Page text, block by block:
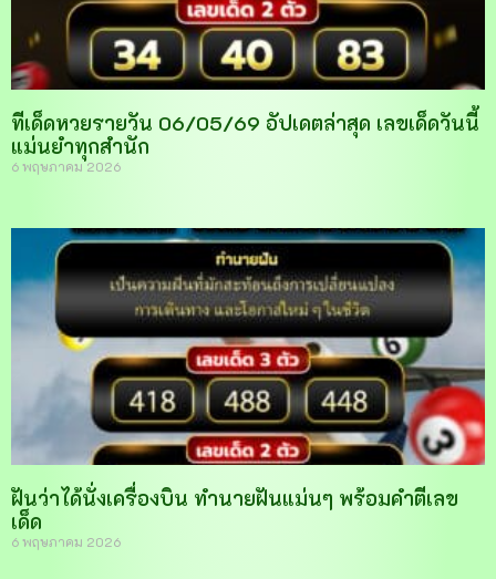
ทีเด็ดหวยรายวัน 06/05/69 อัปเดตล่าสุด เลขเด็ดวันนี้
แม่นยำทุกสำนัก
6 พฤษภาคม 2026
ฝันว่าได้นั่งเครื่องบิน ทำนายฝันแม่นๆ พร้อมคำตีเลข
เด็ด
6 พฤษภาคม 2026